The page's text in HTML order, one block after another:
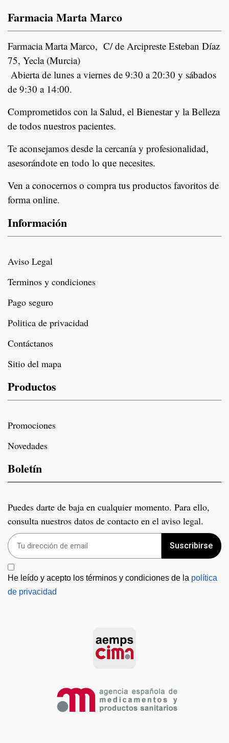
Farmacia Marta Marco
Farmacia Marta Marco, C/ de Arcipreste Esteban Díaz
75, Yecla (Murcia)
Abierta de lunes a viernes de 9:30 a 20:30 y sábados
de 9:30 a 14:00.
Comprometidos con la Salud, el Bienestar y la Belleza
de todos nuestros pacientes.
Te aconsejamos desde la cercanía y profesionalidad,
asesorándote en todo lo que necesites.
Ven a conocernos o compra tus productos favoritos de
forma online.
Información
Aviso Legal
Terminos y condiciones
Pago seguro
Politica de privacidad
Contáctanos
Sitio del mapa
Productos
Promociones
Novedades
Boletín
Puedes darte de baja en cualquier momento. Para ello,
consulta nuestros datos de contacto en el aviso legal.
Suscribirse
He leído y acepto los términos y condiciones de la política
de privacidad